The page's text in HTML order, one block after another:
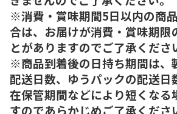
※消費・賞味期間5日以内の商
合は、お届けが消費・賞味期限
とがありますのでご了承くださ
※商品到着後の日持ち期間は、
配送日数、ゆうパックの配送日
在保管期間などにより短くなる
すのであらかじめご了承くださ